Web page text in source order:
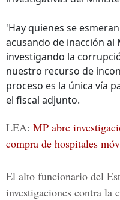
'Hay quienes se
acusando de inacción al
investigando la
nuestro recurso de
proceso es la única vía
el fiscal adjunto.
LEA: MP abre
compra de hospitales
El alto funcionario del
investigaciones contra la